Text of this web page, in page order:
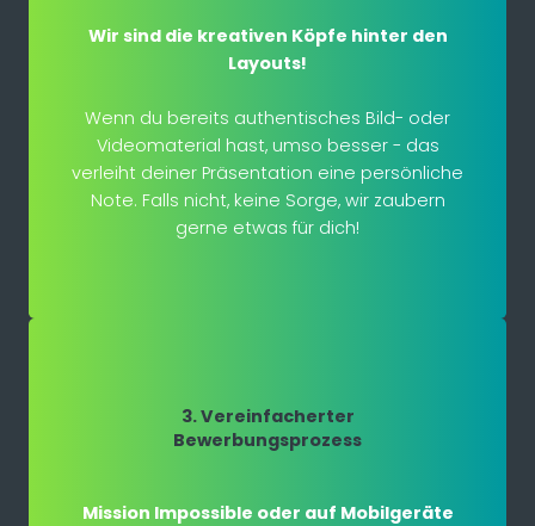
Wir sind die kreativen Köpfe hinter den
Layouts!
Wenn du bereits authentisches Bild- oder
Videomaterial hast, umso besser - das
verleiht deiner Präsentation eine persönliche
Note. Falls nicht, keine Sorge, wir zaubern
gerne etwas für dich!
3. Vereinfacherter
Bewerbungsprozess
Mission Impossible oder auf Mobilgeräte